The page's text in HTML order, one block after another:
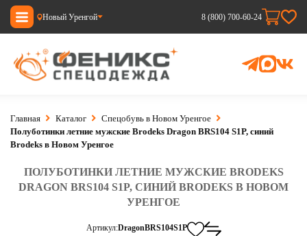
Новый Уренгой 8 (800) 700-60-24
Главная Каталог
Спецобувь в Новом Уренгое
Полуботинки летние мужские Brodeks Dragon BRS104 S1P, синий
Brodeks в Новом Уренгое
ПОЛУБОТИНКИ ЛЕТНИЕ МУЖСКИЕ BRODEKS
DRAGON BRS104 S1P, СИНИЙ BRODEKS В НОВОМ
УРЕНГОЕ
Артикул:DragonBRS104S1P